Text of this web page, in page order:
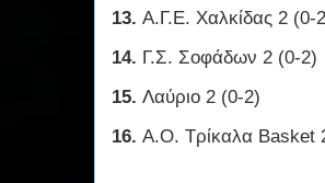
13. Α.Γ.Ε. Χαλκίδας 2 (0-
14. Γ.Σ. Σοφάδων 2 (0-2)
15. Λαύριο 2 (0-2)
16. Α.Ο. Τρίκαλα Basket